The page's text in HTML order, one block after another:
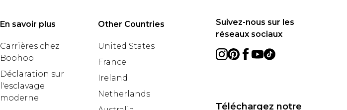
En savoir plus
Carrières chez
Boohoo
Déclaration sur
l'esclavage
moderne
Other Countries
United States
France
Ireland
Netherlands
Suivez-nous sur les
réseaux sociaux
Téléchargez notre